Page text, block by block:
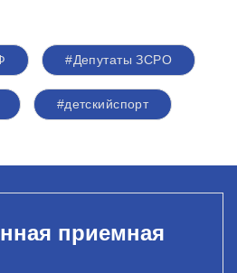
#Депутаты ЗСРО
#детскийспорт
приемная